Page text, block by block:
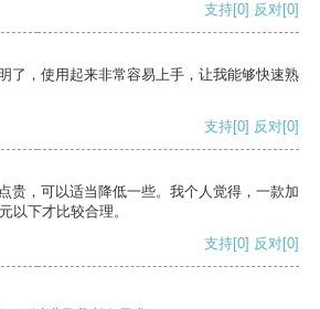
支持[0] 反对[0]
了，使用起来非常容易上手，让我能够快速熟
支持[0] 反对[0]
贵，可以适当降低一些。我个人觉得，一款加
以下才比较合理。
支持[0] 反对[0]